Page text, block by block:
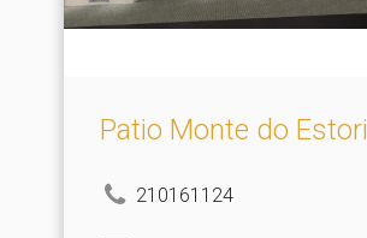
Patio Monte do Estoril
210161124